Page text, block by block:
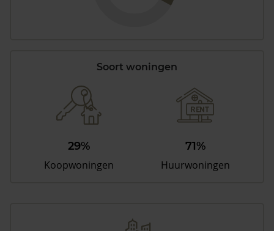
Soort woningen
29%
Koopwoningen
71%
Huurwoningen